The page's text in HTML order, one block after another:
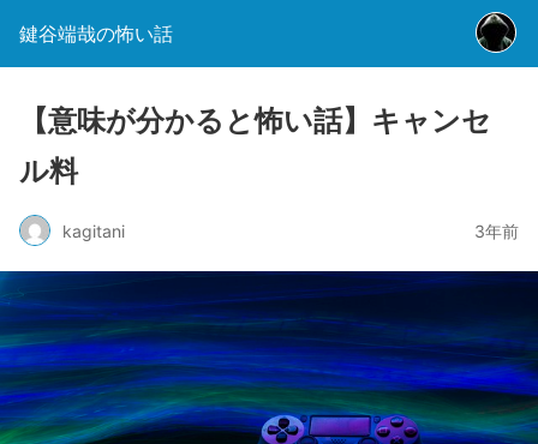
鍵谷端哉の怖い話
【意味が分かると怖い話】キャンセ
ル料
kagitani 3年前